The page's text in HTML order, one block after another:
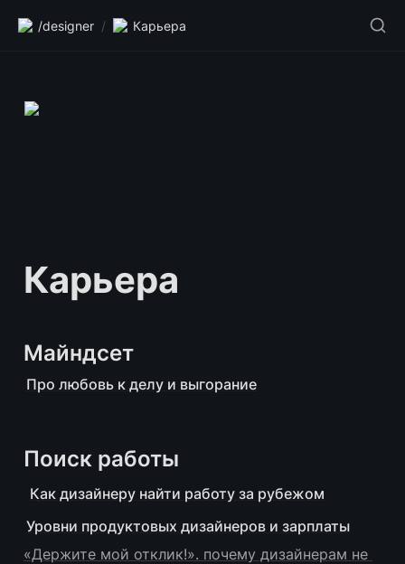
/designer / Карьера
Карьера
Майндсет
Про любовь к делу и выгорание
Поиск работы
Как дизайнеру найти работу за рубежом
Уровни продуктовых дизайнеров и зарплаты
«Держите мой отклик!». почему дизайнерам не